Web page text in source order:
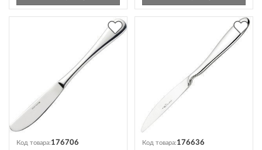
Код товара:176706 Код товара:176636